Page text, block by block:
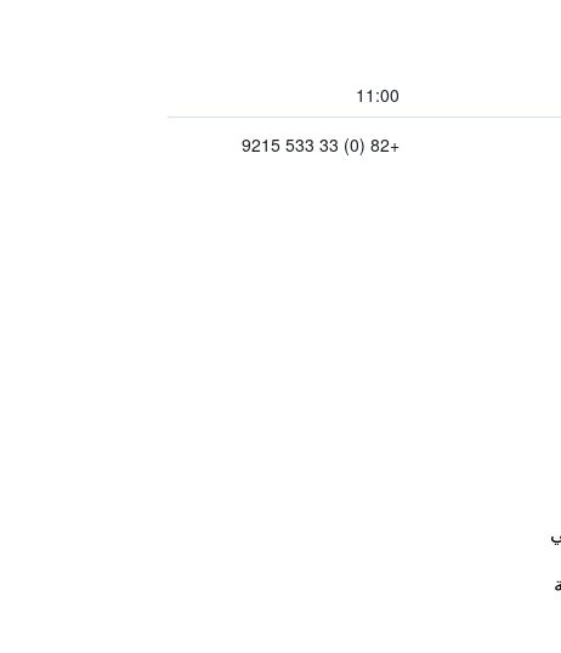
11:00
+82 (0) 33 533 9215